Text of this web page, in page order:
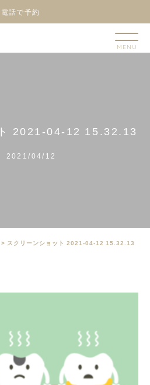
電話で予約
ト 2021-04-12 15.32.13
2021/04/12
> スクリーンショット 2021-04-12 15.32.13